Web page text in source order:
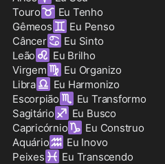
Touro♉ Eu Tenho
Gêmeos ♊ Eu Penso
Câncer ♋ Eu Sinto
Leão ♌ Eu Brilho
Virgem ♍ Eu Organizo
Libra ♎ Eu Harmonizo
Escorpião ♏ Eu Transformo
Sagitário ♐ Eu Busco
Capricórnio ♑ Eu Construo
Aquário♒ Eu Inovo
Peixes ♓ Eu Transcendo